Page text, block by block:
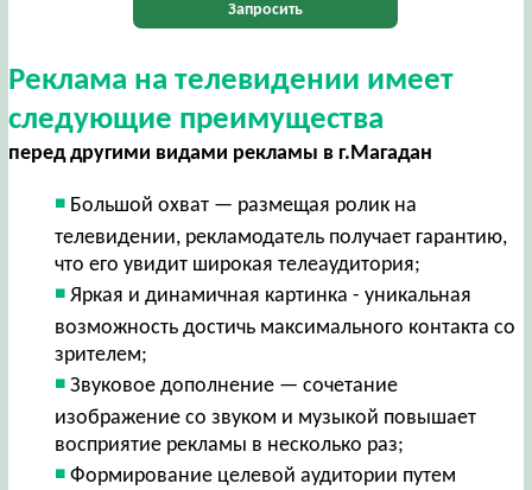
Запросить
Реклама на телевидении имеет
следующие преимущества
перед другими видами рекламы в г.Магадан
Большой охват — размещая ролик на
телевидении, рекламодатель получает гарантию,
что его увидит широкая телеаудитория;
Яркая и динамичная картинка - уникальная
возможность достичь максимального контакта со
зрителем;
Звуковое дополнение — сочетание
изображение со звуком и музыкой повышает
восприятие рекламы в несколько раз;
Формирование целевой аудитории путем